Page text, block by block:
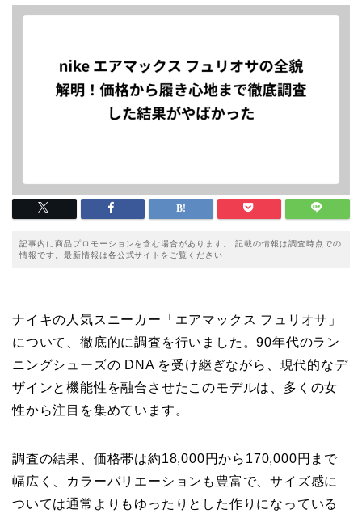
記事内に商品プロモーションを含む場合があります。 記載の情報は調査時点での
情報です。最新情報は各公式サイトをご覧ください
ナイキの人気スニーカー「エアマックス フュリオサ」
について、徹底的に調査を行いました。90年代のラン
ニングシューズの DNA を受け継ぎながら、現代的なデ
ザインと機能性を融合させたこのモデルは、多くの女
性から注目を集めています。
調査の結果、価格帯は約18,000円から170,000円まで
幅広く、カラーバリエーションも豊富で、サイズ感に
ついては通常よりもゆったりとした作りになっている